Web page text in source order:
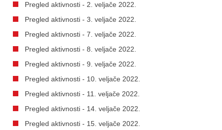
Pregled aktivnosti - 2. veljače 2022.
Pregled aktivnosti - 3. veljače 2022.
Pregled aktivnosti - 7. veljače 2022.
Pregled aktivnosti - 8. veljače 2022.
Pregled aktivnosti - 9. veljače 2022.
Pregled aktivnosti - 10. veljače 2022.
Pregled aktivnosti - 11. veljače 2022.
Pregled aktivnosti - 14. veljače 2022.
Pregled aktivnosti - 15. veljače 2022.